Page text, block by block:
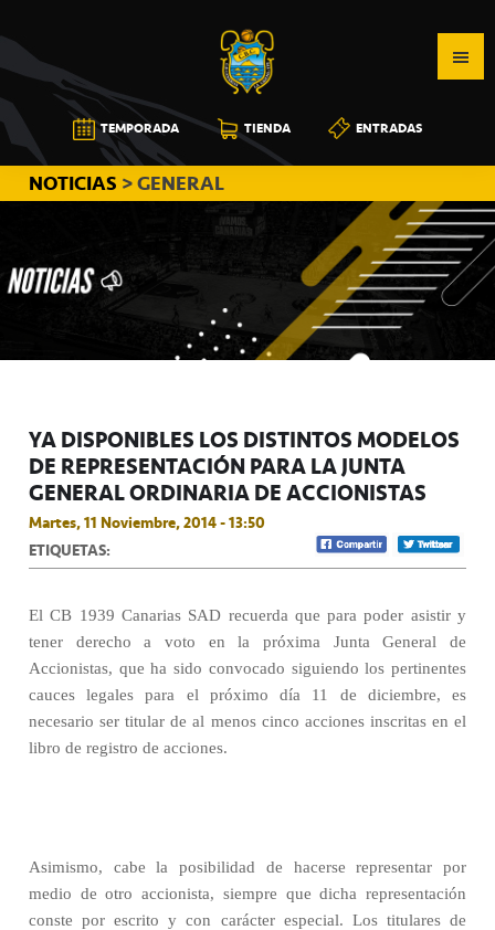
a
la
navegación
principal
al
contenido
principal
a
la
barra
lateral
principal
CB
CANARIAS
TEMPORADA TIENDA ENTRADAS
NOTICIAS > GENERAL
YA DISPONIBLES LOS DISTINTOS MODELOS
DE REPRESENTACIÓN PARA LA JUNTA
GENERAL ORDINARIA DE ACCIONISTAS
Martes, 11 Noviembre, 2014 - 13:50
ETIQUETAS:
El CB 1939 Canarias SAD recuerda que para poder asistir y
tener derecho a voto en la próxima Junta General de
Accionistas, que ha sido convocado siguiendo los pertinentes
cauces legales para el próximo día 11 de diciembre, es
necesario ser titular de al menos cinco acciones inscritas en el
libro de registro de acciones.
Asimismo, cabe la posibilidad de hacerse representar por
medio de otro accionista, siempre que dicha representación
conste por escrito y con carácter especial. Los titulares de